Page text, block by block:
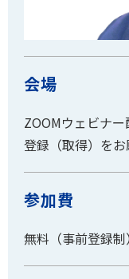
会場
ZOOMウェビナ
登録（取得）を
参加費
無料（事前登録制）